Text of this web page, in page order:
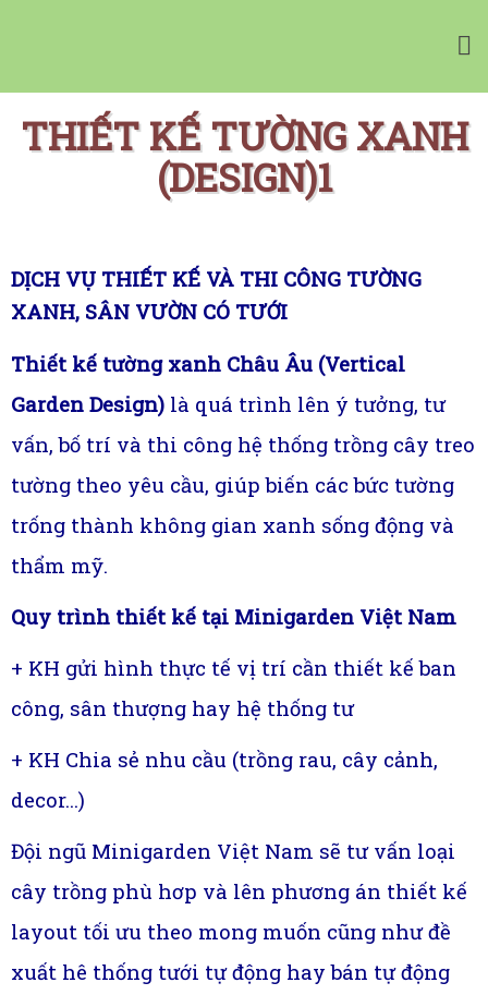
NHÀ CUNG CẤP
CHẬU CÂY CHÂU ÂU
BẢNG GIÁ MINIGARDEN
MUA ONLINE
Giỏ hàng
THIẾT KẾ TƯỜNG XANH
(DESIGN)1
DỊCH VỤ THIẾT KẾ VÀ THI CÔNG TƯỜNG
XANH, SÂN VƯỜN CÓ TƯỚI
Thiết kế tường xanh Châu Âu (Vertical
Garden Design) là quá trình lên ý tưởng, tư
vấn, bố trí và thi công hệ thống trồng cây treo
tường theo yêu cầu, giúp biến các bức tường
trống thành không gian xanh sống động và
thẩm mỹ.
Quy trình thiết kế tại Minigarden Việt Nam
+ KH gửi hình thực tế vị trí cần thiết kế ban
công, sân thượng hay hệ thống tư
+ KH Chia sẻ nhu cầu (trồng rau, cây cảnh,
decor…)
Đội ngũ Minigarden Việt Nam sẽ tư vấn loại
cây trồng phù hơp và lên phương án thiết kế
layout tối ưu theo mong muốn cũng như đề
xuất hê thống tưới tự động hay bán tự động